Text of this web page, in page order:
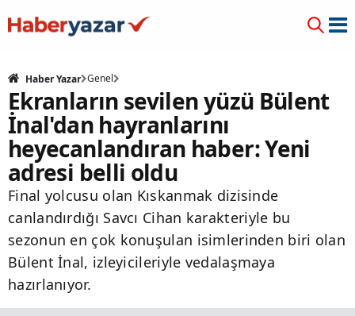
Haber Yazar Genel
Ekranların sevilen yüzü Bülent
İnal'dan hayranlarını
heyecanlandıran haber: Yeni
adresi belli oldu
Final yolcusu olan Kıskanmak dizisinde
canlandırdığı Savcı Cihan karakteriyle bu
sezonun en çok konuşulan isimlerinden biri olan
Bülent İnal, izleyicileriyle vedalaşmaya
hazırlanıyor.